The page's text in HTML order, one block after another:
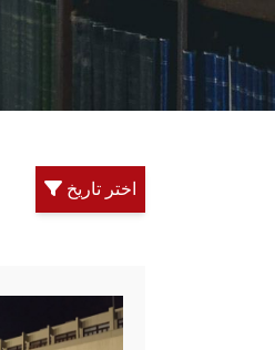
اختر تاريخ